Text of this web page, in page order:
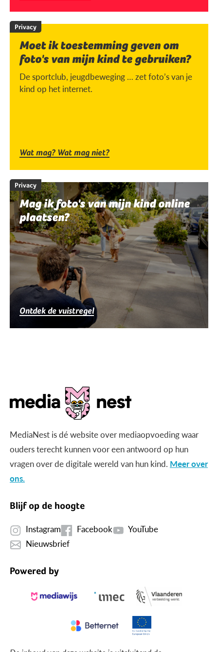
Privacy
Moet ik toestemming geven om
foto's van mijn kind te gebruiken?
De sportclub, jeugdbeweging … zet foto’s van je
kind op het internet.
Wat mag? Wat mag niet?
Privacy
Mag ik foto's van mijn kind online
plaatsen?
Ontdek de vuistregel
MediaNest is dé website over mediaopvoeding waar
ouders terecht kunnen voor een antwoord op hun
vragen over de digitale wereld van hun kind. Meer over
ons.
Blijf op de hoogte
Instagram Facebook
YouTube
Nieuwsbrief
Powered by